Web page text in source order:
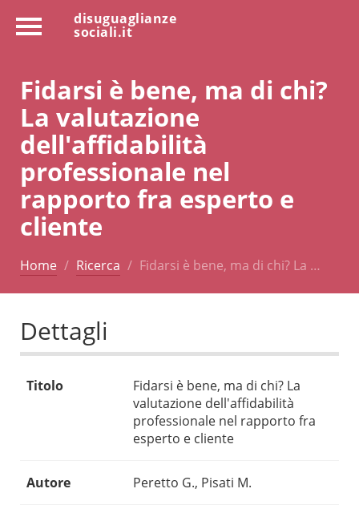
disuguaglianze
sociali.it
Fidarsi è bene, ma di chi?
La valutazione
dell'affidabilità
professionale nel
rapporto fra esperto e
cliente
Home Ricerca Fidarsi è bene, ma di chi? La …
Dettagli
Titolo
Fidarsi è bene, ma di chi? La
valutazione dell'affidabilità
professionale nel rapporto fra
esperto e cliente
Autore Peretto G., Pisati M.